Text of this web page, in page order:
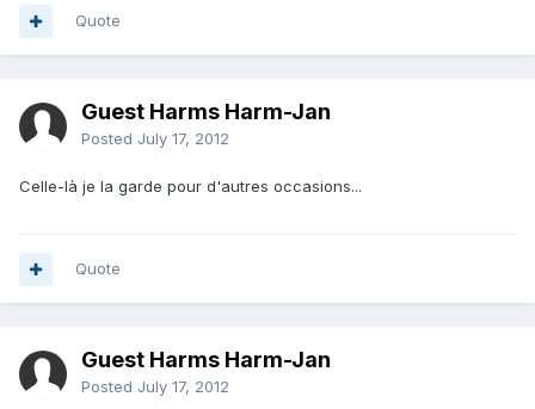
Quote
Guest Harms Harm-Jan
Posted July 17, 2012
Celle-là je la garde pour d'autres occasions...
Quote
Guest Harms Harm-Jan
Posted July 17, 2012